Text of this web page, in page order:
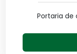
Portaria de